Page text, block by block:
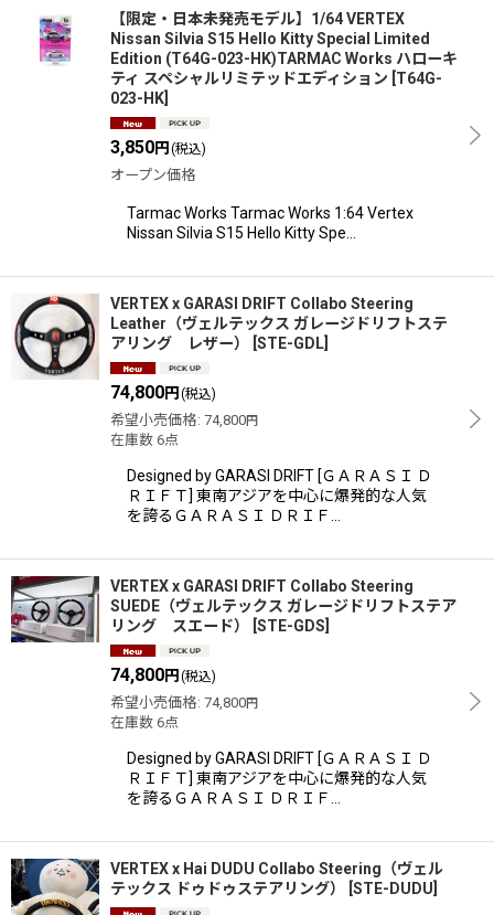
【限定・日本未発売モデル】1/64 VERTEX
Nissan Silvia S15 Hello Kitty Special Limited
Edition (T64G-023-HK)TARMAC Works ハローキ
ティ スペシャルリミテッドエディション T64G-
023-HK
3,850円 (税込)
オープン価格
Tarmac Works Tarmac Works 1:64 Vertex
Nissan Silvia S15 Hello Kitty Spe…
VERTEX x GARASI DRIFT Collabo Steering
Leather（ヴェルテックス ガレージドリフトステ
アリング レザー）
STE-GDL
74,800円 (税込)
希望小売価格: 74,800円
在庫数 6点
Designed by GARASI DRIFT [ＧＡＲＡＳＩ Ｄ
ＲＩＦＴ] 東南アジアを中心に爆発的な人気
を誇るＧＡＲＡＳＩ ＤＲＩＦ…
VERTEX x GARASI DRIFT Collabo Steering
SUEDE（ヴェルテックス ガレージドリフトステア
リング スエード）
STE-GDS
74,800円 (税込)
希望小売価格: 74,800円
在庫数 6点
Designed by GARASI DRIFT [ＧＡＲＡＳＩ Ｄ
ＲＩＦＴ] 東南アジアを中心に爆発的な人気
を誇るＧＡＲＡＳＩ ＤＲＩＦ…
VERTEX x Hai DUDU Collabo Steering（ヴェル
テックス ドゥドゥステアリング）
STE-DUDU